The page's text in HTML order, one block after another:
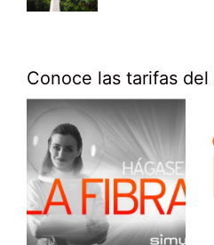
Conoce las tarifas